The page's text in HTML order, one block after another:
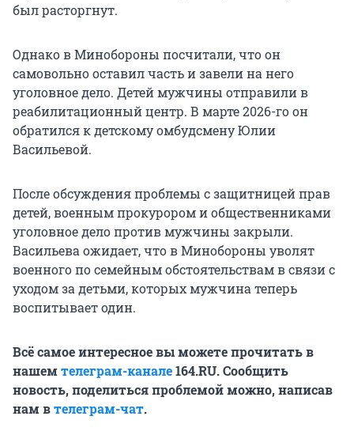
был расторгнут.
Однако в Минобороны посчитали, что он
самовольно оставил часть и завели на него
уголовное дело. Детей мужчины отправили в
реабилитационный центр. В марте 2026-го он
обратился к детскому омбудсмену Юлии
Васильевой.
После обсуждения проблемы с защитницей прав
детей, военным прокурором и общественниками
уголовное дело против мужчины закрыли.
Васильева ожидает, что в Минобороны уволят
военного по семейным обстоятельствам в связи с
уходом за детьми, которых мужчина теперь
воспитывает один.
Всё самое интересное вы можете прочитать в
нашемтелеграм-канале164.RU. Сообщить
новость, поделиться проблемой можно, написав
нам втелеграм-чат.